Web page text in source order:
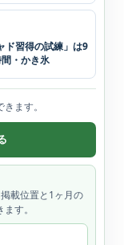
ド習得の試練」は9
・かき氷
ます。
載位置と1ヶ月の
す。